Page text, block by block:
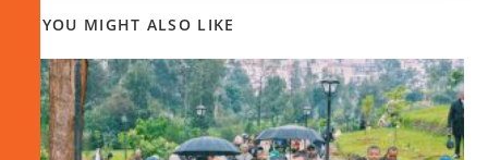
YOU MIGHT ALSO LIKE